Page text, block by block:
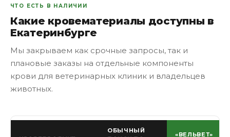
ЧТО ЕСТЬ В НАЛИЧИИ
Какие кровематериалы доступны в
Екатеринбурге
Мы закрываем как срочные запросы, так и
плановые заказы на отдельные компоненты
крови для ветеринарных клиник и владельцев
животных.
ОБЫЧНЫЙ
«ВЕЛЬВЕТ»